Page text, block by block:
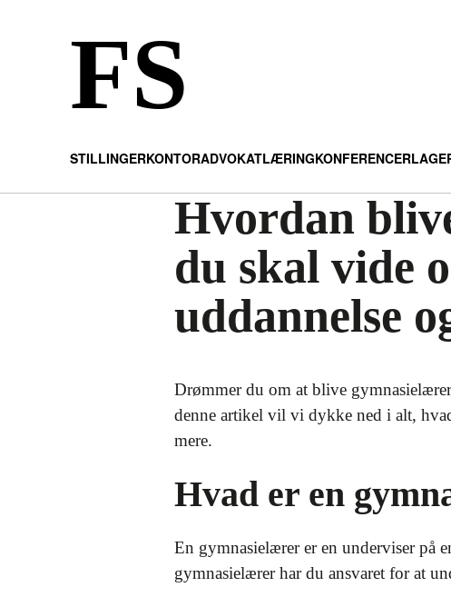
FS
STILLINGERKONTORADVOKATLÆRINGKONFERENCER
Hvordan
du skal vide
uddannelse
Drømmer du om at blive
denne artikel vil vi dykke ned i alt,
mere.
Hvad er en
En gymnasielærer er en underviser på
gymnasielærer har du ansvaret for at